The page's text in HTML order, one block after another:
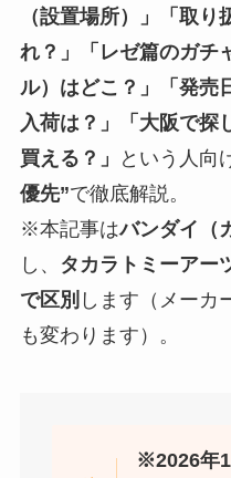
（設置場所）」「取
れ？」「レゼ篇のガチ
ル）はどこ？」「発売
入荷は？」「大阪で探
買える？」
という人向
優先”で徹底解説。
※本記事はバンダイ（
し、
タカラトミーアー
で区別 します（メーカ
も変わります）。
※2026年